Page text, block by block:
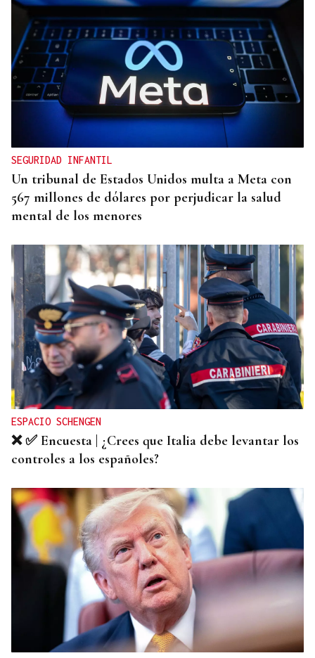
DISTRIBUIDORA FAMILIAR
Gaseosas Roca, medio siglo creciendo junto a
Valdeorras y Coca-Cola
SEGURIDAD INFANTIL
Un tribunal de Estados Unidos multa a Meta con
567 millones de dólares por perjudicar la salud
mental de los menores
ESPACIO SCHENGEN
❌ ✅ Encuesta | ¿Crees que Italia debe levantar los
controles a los españoles?